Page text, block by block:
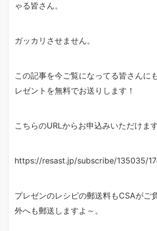
ゃる皆さん。
ガッカリさせません。
この記事を今ご覧になってる皆さんに
レゼントを無料でお送りします！
こちらのURLからお申込みいただけます
https://resast.jp/subscribe/135035/
プレゼンのレシピの郵送料もCSAがご
外へも郵送しますよ～。